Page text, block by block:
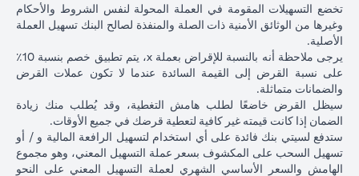
10,508,750 ين ياباني.
سعر
الصرف
الأجنبي
للعميل
(بما في
ذلك
فارق
السعر
المستحق
الياباني مقابل الدولار
الأمريكي بنسبة 2٪
ليصل إلى 102.90 ين
ياباني = دولار أمريكي
استقرار سعر الين
الياباني مقابل
الدولار الأمريكي
عند 105 ين ياباني
= دولار أمريكي
الين الياباني
الدولار
بنسبة
107.1 ين
دولار أمريكي
تخضع التسهيلات المقومة في العملة المحولة لنفس الشروط والأحكام
وغيرها من الوثائق الأمنية ذات الصلة والمنفذة لصالح البنك تسهيل العملة
الأصلية.
يرجى ملاحظة أنه بالنسبة للإقراض بعملة x، يتم تطبيق خصم بنسبة 10٪
على نسبة القرض إلى القيمة السائدة عندما لا تكون عملات القرض
والضمانات متماثلة.
سيظل القرض خاضعًا لطلب هامش التغطية، وقد يُطلب منك زيادة
الضمان إذا كانت قيمته غير كافية لتعطية قرضك في جميع الأوقات.
ستدفع لسيتي بنك فائدة على أي استخدام لتسهيل الرافعة المالية و / أو
تسهيل السحب على المكشوف بسعر عملة التسهيل المعني، وهو مجموع
الهامش والسعر الأساسي الشهري لعملة التسهيل المعني على النحو